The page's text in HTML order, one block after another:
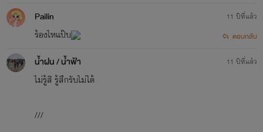
Pailin
ร้องไหแป๊บ
11 ปีที่แล้ว
ตอบกลับ
น้ำฝน / น้ำฟ้า
ไม่รู้สิ รู้สึกรับไม่ได้
///
11 ปีที่แล้ว